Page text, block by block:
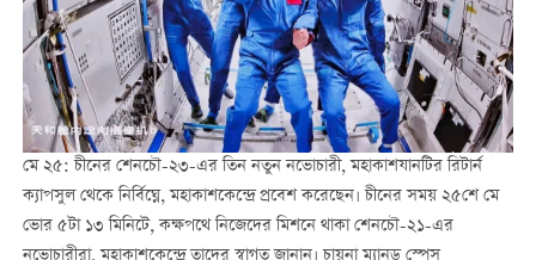
মে ২৫: চীনের শেনচৌ-২৩-এর তিন নতুন নভোচারী, মহাকাশযানটির রিটার্ন
ক্যাপসুল থেকে নির্বিঘ্নে, মহাকাশকেন্দ্রে প্রবেশ করেছেন। চীনের সময় ২৫শে মে
ভোর ৫টা ১৩ মিনিটে, কক্ষপথে নিজেদের মিশনে থাকা শেনচৌ-২১-এর